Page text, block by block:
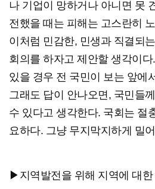
나 기업이 망하거나 아니면 못
전했을 때는 피해는 고스란히
이처럼 민감한, 민생과 직결되
회의를 하자고 제안할 생각이
있을 경우 전 국민이 보는 앞에
그래도 답이 안나오면, 국민들
수 있다고 생각한다. 국회는 절
요하다. 그냥 무지막지하게 밀
▶지역발전을 위해 지역에 대